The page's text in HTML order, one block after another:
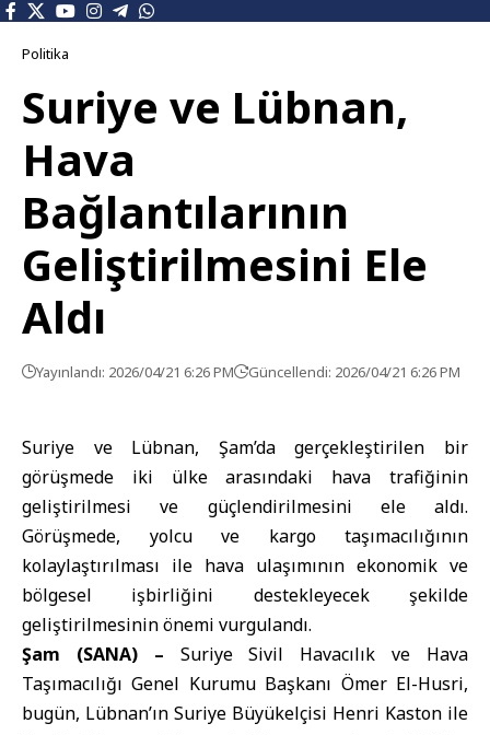
Politika
Suriye ve Lübnan,
Hava
Bağlantılarının
Geliştirilmesini Ele
Aldı
Yayınlandı: 2026/04/21 6:26 PM Güncellendi: 2026/04/21 6:26 PM
Suriye ve Lübnan, Şam’da gerçekleştirilen bir
görüşmede iki ülke arasındaki hava trafiğinin
geliştirilmesi ve güçlendirilmesini ele aldı.
Görüşmede, yolcu ve kargo taşımacılığının
kolaylaştırılması ile hava ulaşımının ekonomik ve
bölgesel işbirliğini destekleyecek şekilde
geliştirilmesinin önemi vurgulandı.
Şam (SANA) –
Suriye Sivil Havacılık ve Hava
Taşımacılığı Genel Kurumu Başkanı Ömer El-Husri,
bugün, Lübnan’ın Suriye Büyükelçisi Henri Kaston ile